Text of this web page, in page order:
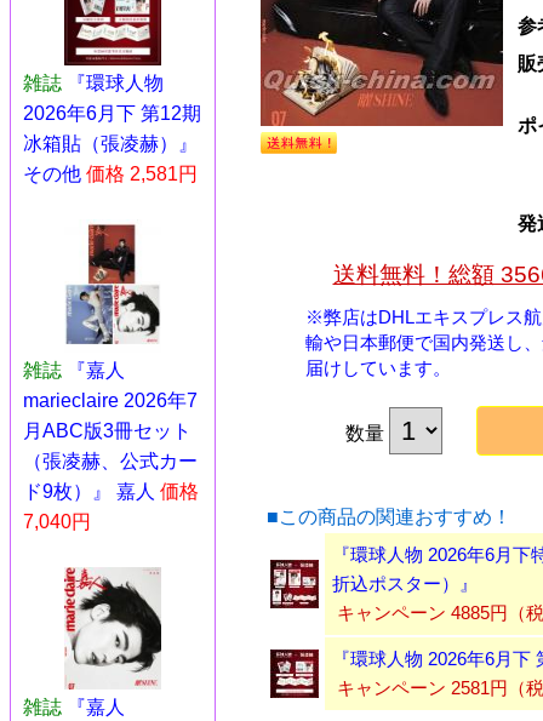
雑誌
『環球人物
2026年6月下 第12期
冰箱貼（張凌赫）』
その他 価格 2,581円
雑誌
『嘉人
marieclaire 2026年7
月ABC版3冊セット
（張凌赫、公式カー
ド9枚）』 嘉人 価格
7,040円
雑誌
『嘉人
参
販
ポ
発
送料無料！総額
※弊店はDHLエキスプレス
輸や日本郵便で国内発送し
届けしています。
数量
■この商品の関連おすすめ！
『環球人物 2026年6月
折込ポスター）』
キャンペーン 4885円（
『環球人物 2026年6月
キャンペーン 2581円（